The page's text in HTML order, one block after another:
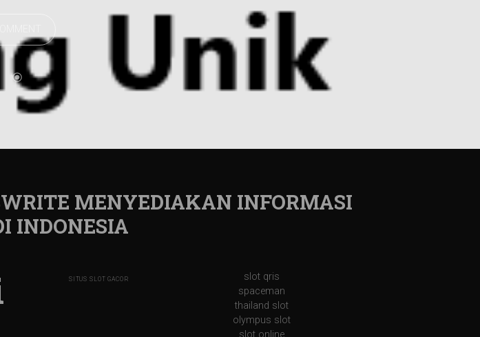
MENYEDIAKAN INFORMASI
INDONESIA
SITUS SLOT GACOR
slot qris
spaceman
thailand slot
olympus slot
slot online